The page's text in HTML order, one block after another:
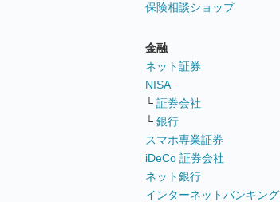
保険相談ショップ
金融
ネット証券
NISA
└ 証券会社
└ 銀行
スマホ専業証券
iDeCo 証券会社
ネット銀行
インターネットバンキング